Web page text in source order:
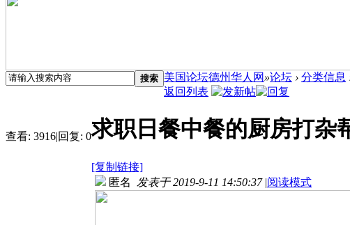
搜索 美国论坛德州华人网 »论坛 › 分类信息
返回列表
查看: 3916|回复: 0求职日餐中餐的厨房打杂
[复制链接]
匿名 发表于 2019-9-11 14:50:37 |阅读模式